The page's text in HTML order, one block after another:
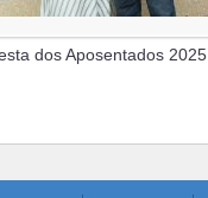
dos Aposentados 2025